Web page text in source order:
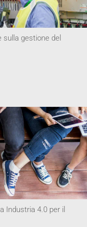
gestione del
Industria 4.0 per il